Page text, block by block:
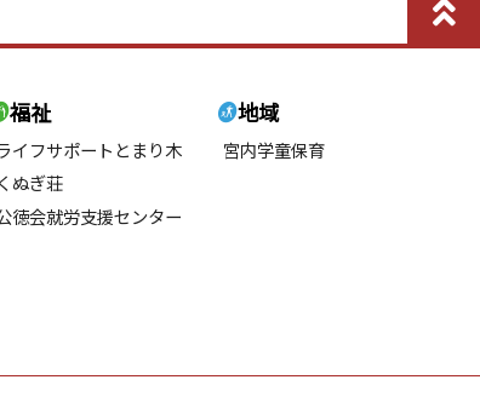
福祉
イフサポートとまり木
くぬぎ荘
徳会就労支援センター
地域
宮内学童保育